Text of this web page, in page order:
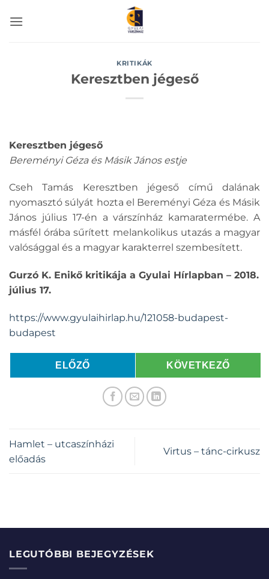
KRITIKÁK
Keresztben jégeső
Keresztben jégeső
Bereményi Géza és Másik János estje
Cseh Tamás Keresztben jégeső című dalának
nyomasztó súlyát hozta el Bereményi Géza és Másik
János július 17-én a várszínház kamaratermébe. A
másfél órába sűrített melankolikus utazás a magyar
valósággal és a magyar karakterrel szembesített.
Gurzó K. Enikő kritikája a Gyulai Hírlapban – 2018.
július 17.
https://www.gyulaihirlap.hu/121058-budapest-
budapest
ELŐZŐ KÖVETKEZŐ
Hamlet – utcaszínházi
előadás
Virtus – tánc-cirkusz
LEGUTÓBBI BEJEGYZÉSEK